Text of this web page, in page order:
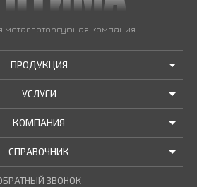
металлоторгующая компания
ПРОДУКЦИЯ
И РАСПРОДАЖИ
ТРУБЫ В НАЛИЧИИ
В НАЛИЧИИ
УСЛУГИ
ДОСТАВКА
РЕЗКА В РАЗМЕР
ПРОЧИЕ УСЛУГИ
КОМПАНИЯ
О НАС
КОМПАНИИ
СПРАВОЧНИК
ГОСТЫ / ТУЗВОНОК